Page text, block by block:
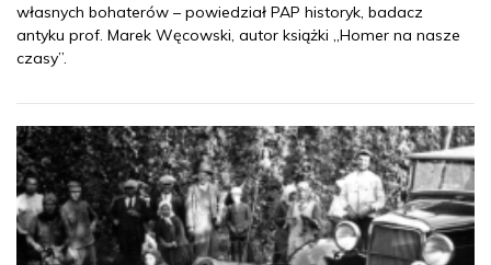
własnych bohaterów – powiedział PAP historyk, badacz
antyku prof. Marek Węcowski, autor książki „Homer na nasze
czasy”.